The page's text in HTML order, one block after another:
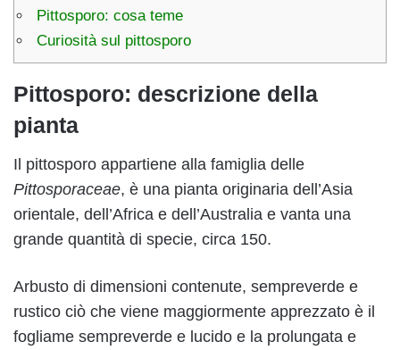
Pittosporo: cosa teme
Curiosità sul pittosporo
Pittosporo: descrizione della
pianta
Il pittosporo appartiene alla famiglia delle
Pittosporaceae, è una pianta originaria dell’Asia
orientale, dell’Africa e dell’Australia e vanta una
grande quantità di specie, circa 150.
Arbusto di dimensioni contenute, sempreverde e
rustico ciò che viene maggiormente apprezzato è il
fogliame sempreverde e lucido e la prolungata e